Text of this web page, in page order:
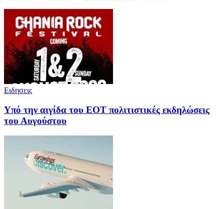
Ειδησεις
Υπό την αιγίδα του ΕΟΤ πολιτιστικές εκδηλώσεις
του Αυγούστου